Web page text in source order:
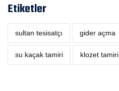
Etiketler
sultan tesisatçı ‎gider açma
su kaçak tamiri klozet tamiri